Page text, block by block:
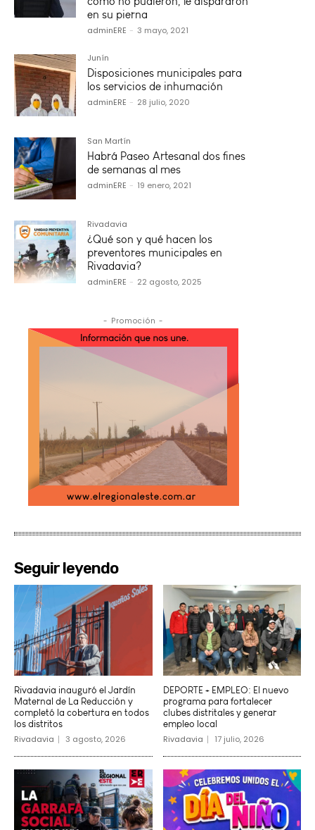
en su pierna
adminERE - 3 mayo, 2021
Junín
Disposiciones municipales para
los servicios de inhumación
adminERE - 28 julio, 2020
San Martín
Habrá Paseo Artesanal dos fines
de semanas al mes
adminERE - 19 enero, 2021
Rivadavia
¿Qué son y qué hacen los
preventores municipales en
Rivadavia?
adminERE - 22 agosto, 2025
- Promoción -
Seguir leyendo
Rivadavia inauguró el Jardín
Maternal de La Reducción y
completó la cobertura en todos
los distritos
Rivadavia 3 agosto, 2026
DEPORTE + EMPLEO: El nuevo
programa para fortalecer
clubes distritales y generar
empleo local
Rivadavia 17 julio, 2026